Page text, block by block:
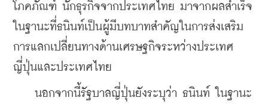
โภคภัณฑ์ นักธุรกิจจากประเทศไทย มาจากผลสำเร็จ
ในฐานะที่ธนินท์เป็นผู้มีบทบาทสำคัญในการส่งเสริม
การแลกเปลี่ยนทางด้านเศรษฐกิจระหว่างประเทศ
ญี่ปุ่นและประเทศไทย
นอกจากนี้รัฐบาลญี่ปุ่นยังระบุว่า ธนินท์ ในฐานะ